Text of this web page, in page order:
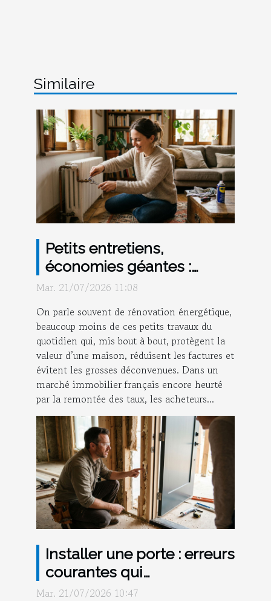
Similaire
Petits entretiens,
économies géantes :
réapprendre à valoriser sa
Mar. 21/07/2026 11:08
On parle souvent de rénovation énergétique,
beaucoup moins de ces petits travaux du
quotidien qui, mis bout à bout, protègent la
valeur d’une maison, réduisent les factures et
évitent les grosses déconvenues. Dans un
marché immobilier français encore heurté
par la remontée des taux, les acheteurs...
Installer une porte : erreurs
courantes qui
compromettent l’isolation
Mar. 21/07/2026 10:47